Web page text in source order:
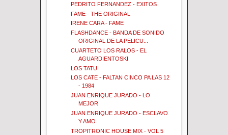
PEDRITO FERNANDEZ - EXITOS
FAME - THE ORIGINAL
IRENE CARA - FAME
FLASHDANCE - BANDA DE SONIDO
ORIGINAL DE LA PELICU...
CUARTETO LOS RALOS - EL
AGUARDIENTOSKI
LOS TATU
LOS CATE - FALTAN CINCO PA LAS 12
- 1984
JUAN ENRIQUE JURADO - LO
MEJOR
JUAN ENRIQUE JURADO - ESCLAVO
Y AMO
TROPITRONIC HOUSE MIX - VOL 5